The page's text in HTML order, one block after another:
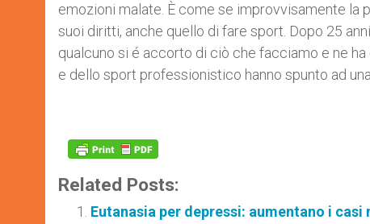
emozioni malate. È come se improvvisamente
suoi diritti, anche quello di fare sport. Dopo 25
qualcuno si é accorto di ciò che facciamo e ne
e dello sport professionistico hanno spunto ad
Related Posts:
Eutanasia per depressi: aumentano i casi